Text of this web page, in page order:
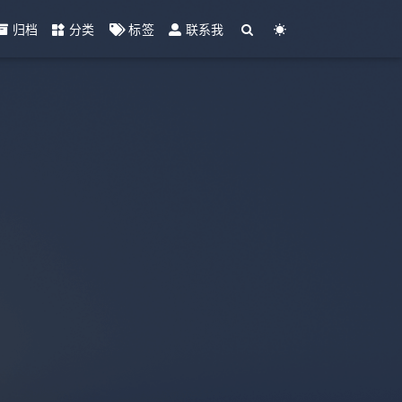
归档 分类 标签 联系我